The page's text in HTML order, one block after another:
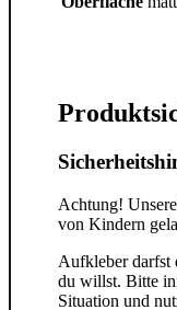
Achtung!
von Kindern
Aufkleber darfst
du willst. Bitte
Situation und